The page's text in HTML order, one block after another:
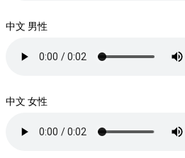
中文 男性
中文 女性